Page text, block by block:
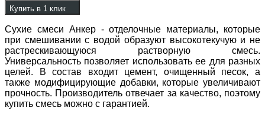
Купить в 1 клик
Сухие смеси Анкер - отделочные материалы, которые
при смешивании с водой образуют высокотекучую и не
растрескивающуюся растворную смесь.
Универсальность позволяет использовать ее для разных
целей. В состав входит цемент, очищенный песок, а
также модифицирующие добавки, которые увеличивают
прочность. Производитель отвечает за качество, поэтому
купить смесь можно с гарантией.